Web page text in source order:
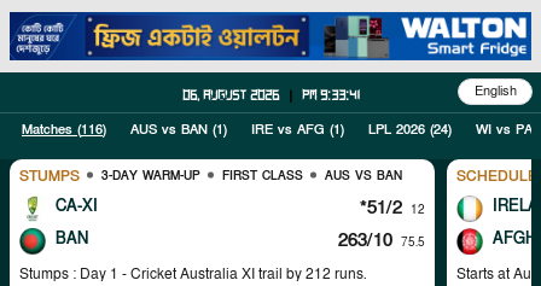
06, August 2026 pm 9:33:42 English
Matches (116) AUS vs BAN (1) IRE vs AFG (1) LPL 2026 (24) WI vs PAK
STUMPS 3-DAY WARM-UP FIRST CLASS AUS VS BAN
CA-XI *51/2 12
BAN 263/10 75.5
Stumps : Day 1 - Cricket Australia XI trail by 212 runs. Starts at